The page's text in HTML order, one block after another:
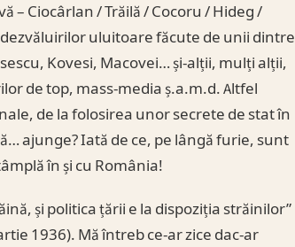
– Ciocârlan / Trăilă / Cocoru / Hideg /
uluitoare făcute de unii dintre
Kovesi, Macovei… și-alții, mulți alții,
de top, mass-media ș.a.m.d. Altfel
de la folosirea unor secrete de stat în
ajunge? Iată de ce, pe lângă furie, sunt
în și cu România!
și politica țării e la dispoziția străinilor”
1936). Mă întreb ce-ar zice dac-ar